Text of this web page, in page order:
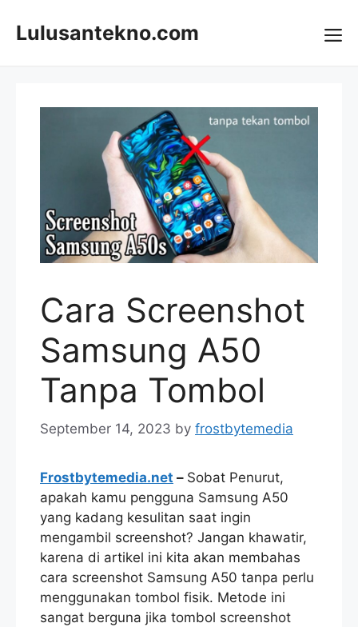
Lulusantekno.com
Cara Screenshot
Samsung A50
Tanpa Tombol
September 14, 2023 by frostbytemedia
Frostbytemedia.net – Sobat Penurut,
apakah kamu pengguna Samsung A50
yang kadang kesulitan saat ingin
mengambil screenshot? Jangan khawatir,
karena di artikel ini kita akan membahas
cara screenshot Samsung A50 tanpa perlu
menggunakan tombol fisik. Metode ini
sangat berguna jika tombol screenshot